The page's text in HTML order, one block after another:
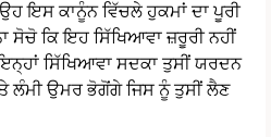
ਇਸ ਕਾਨੂੰਨ ਵਿੱਚਲੇ ਹੁਕਮਾਂ ਦਾ ਪੂਰੀ
ਸੋਚੋ ਕਿ ਇਹ ਸਿੱਖਿਆਵਾ ਜ਼ਰੂਰੀ ਨਹੀਂ
ਸਿੱਖਿਆਵਾ ਸਦਕਾ ਤੁਸੀਂ ਯਰਦਨ
ਲੰਮੀ ਉਮਰ ਭੋਗੋਂਗੇ ਜਿਸ ਨੂੰ ਤੁਸੀਂ ਲੈਣ